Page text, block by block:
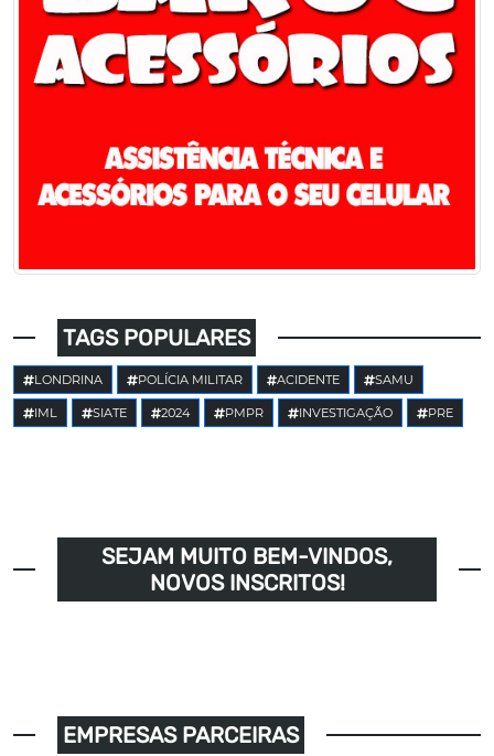
TAGS POPULARES
LONDRINA POLÍCIA MILITAR ACIDENTE SAMU
IML SIATE 2024 PMPR INVESTIGAÇÃO PRE
SEJAM MUITO BEM-VINDOS,
NOVOS INSCRITOS!
EMPRESAS PARCEIRAS